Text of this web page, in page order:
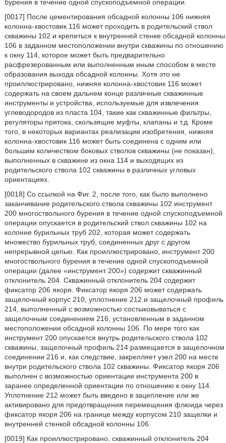
бурения в течение одной спускоподъемной операции.
[0017] После цементирования обсадной колонны 106 нижняя
колонна-хвостовик 116 может проходить в родительский ствол
скважины 102 и крепиться к внутренней стенке обсадной колонны
106 в заданном местоположении внутри скважины по отношению
к окну 114, которое может быть предварительно
расфрезерованным или выполненным иным способом в месте
образования выхода обсадной колонны. Хотя это не
проиллюстрировано, нижняя колонна-хвостовик 116 может
содержать на своем дальнем конце различные скважинные
инструменты и устройства, используемые для извлечения
углеводородов из пласта 104, такие как скважинные фильтры,
регуляторы притока, скользящие муфты, клапаны и т.д. Кроме
того, в некоторых вариантах реализации изобретения, нижняя
колонна-хвостовик 116 может быть соединена с одним или
большим количеством боковых стволов скважины (не показан),
выполненных в скважине из окна 114 и выходящих из
родительского ствола 102 скважины в различных угловых
ориентациях.
[0018] Со ссылкой на Фиг. 2, после того, как было выполнено
заканчивание родительского ствола скважины 102 инструмент
200 многоствольного бурения в течение одной спускоподъемной
операции опускается в родительский ствол скважины 102 на
колонне бурильных труб 202, которая может содержать
множество бурильных труб, соединенных друг с другом
непрерывной цепью. Как проиллюстрировано, инструмент 200
многоствольного бурения в течение одной спускоподъемной
операции (далее «инструмент 200») содержит скважинный
отклонитель 204. Скважинный отклонитель 204 содержит
фиксатор 206 якоря. Фиксатор якоря 206 может содержать
защелочный корпус 210, уплотнение 212 и защелочный профиль
214, выполненный с возможностью состыковываться с
защелочным соединением 216, установленным в заданном
местоположении обсадной колонны 106. По мере того как
инструмент 200 опускается внутрь родительского ствола 102
скважины, защелочный профиль 214 размещается в защелочном
соединении 216 и, как следствие, закрепляет узел 200 на месте
внутри родительского ствола 102 скважины. Фиксатор якоря 206
выполнен с возможностью ориентации инструмента 200 в
заранее определенной ориентации по отношению к окну 114.
Уплотнение 212 может быть введено в зацепление или же
активировано для предотвращения перемещения флюида через
фиксатор якоря 206 на границе между корпусом 210 защелки и
внутренней стенкой обсадной колонны 106.
[0019] Как проиллюстрировано, скважинный отклонитель 204